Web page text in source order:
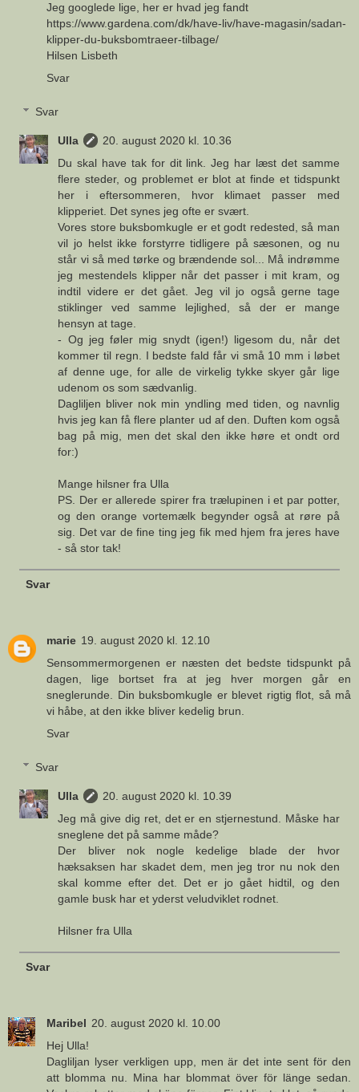
Jeg googlede lige, her er hvad jeg fandt
https://www.gardena.com/dk/have-liv/have-magasin/sadan-
klipper-du-buksbomtraeer-tilbage/
Hilsen Lisbeth
Svar
Svar
Ulla
20. august 2020 kl. 10.36
Du skal have tak for dit link. Jeg har læst det samme
flere steder, og problemet er blot at finde et tidspunkt
her i eftersommeren, hvor klimaet passer med
klipperiet. Det synes jeg ofte er svært.
Vores store buksbomkugle er et godt redested, så man
vil jo helst ikke forstyrre tidligere på sæsonen, og nu
står vi så med tørke og brændende sol... Må indrømme
jeg mestendels klipper når det passer i mit kram, og
indtil videre er det gået. Jeg vil jo også gerne tage
stiklinger ved samme lejlighed, så der er mange
hensyn at tage.
- Og jeg føler mig snydt (igen!) ligesom du, når det
kommer til regn. I bedste fald får vi små 10 mm i løbet
af denne uge, for alle de virkelig tykke skyer går lige
udenom os som sædvanlig.
Dagliljen bliver nok min yndling med tiden, og navnlig
hvis jeg kan få flere planter ud af den. Duften kom også
bag på mig, men det skal den ikke høre et ondt ord
for:)
Mange hilsner fra Ulla
PS. Der er allerede spirer fra trælupinen i et par potter,
og den orange vortemælk begynder også at røre på
sig. Det var de fine ting jeg fik med hjem fra jeres have
- så stor tak!
Svar
marie 19. august 2020 kl. 12.10
Sensommermorgenen er næsten det bedste tidspunkt på
dagen, lige bortset fra at jeg hver morgen går en
sneglerunde. Din buksbomkugle er blevet rigtig flot, så må
vi håbe, at den ikke bliver kedelig brun.
Svar
Svar
Ulla
20. august 2020 kl. 10.39
Jeg må give dig ret, det er en stjernestund. Måske har
sneglene det på samme måde?
Der bliver nok nogle kedelige blade der hvor
hæksaksen har skadet dem, men jeg tror nu nok den
skal komme efter det. Det er jo gået hidtil, og den
gamle busk har et yderst veludviklet rodnet.
Hilsner fra Ulla
Svar
Maribel 20. august 2020 kl. 10.00
Hej Ulla!
Dagliljan lyser verkligen upp, men är det inte sent för den
att blomma nu. Mina har blommat över för länge sedan.